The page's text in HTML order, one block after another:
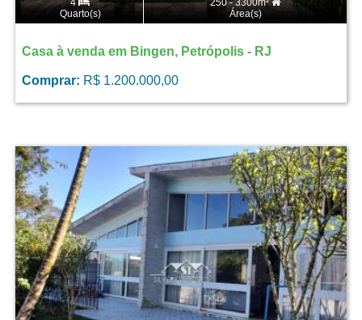
Quarto(s)
Área(s)
Casa à venda em Bingen, Petrópolis - RJ
Comprar: R$ 1.200.000,00